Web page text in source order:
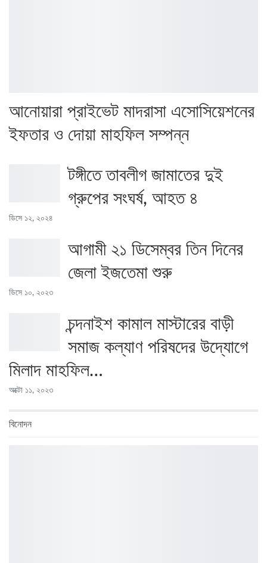
‎আনোয়ারা প্রাইভেট মাদরাসা এসোসিয়েশনের
ইফতার ও দোয়া মাহফিল সম্পন্ন
টঙ্গীতে তাবলীগ জামাতের দুই
গ্রুপের সংঘর্ষ, আহত ৪
ডিসে ১২, ২০২৪
আগামী ২১ ডিসেম্বর তিন দিনের
জেলা ইজতেমা শুরু
ডিসে ১০, ২০২৩
চন্দনাইশ কামাল মাস্টারের বাড়ী
সমাজ কল্যাণ পরিষদের উদ্যোগে
মিলাদ মাহফিল…
অক্টো ১১, ২০২৩
বিনোদন